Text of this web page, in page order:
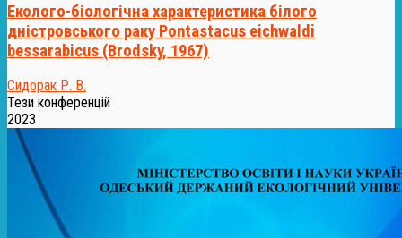
Еколого-біологічна характеристика білого
дністровського раку Pontastacus eichwaldi
bessarabicus (Brodsky, 1967)
Сидорак Р. В.
Тези конференцій
2023